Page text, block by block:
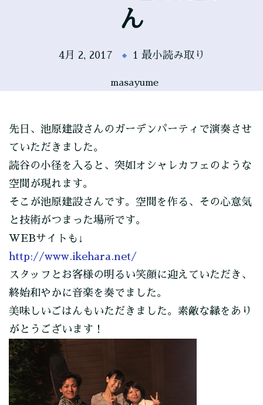
ん
4月 2, 2017 1 最小読み取り
masayume
先日、池原建設さんのガーデンパーティで演奏させ
ていただきました。
読谷の小径を入ると、突如オシャレカフェのような
空間が現れます。
そこが池原建設さんです。空間を作る、その心意気
と技術がつまった場所です。
WEBサイトも↓
http://www.ikehara.net/
スタッフとお客様の明るい笑顔に迎えていただき、
終始和やかに音楽を奏でました。
美味しいごはんもいただきました。素敵な縁をあり
がとうございます！